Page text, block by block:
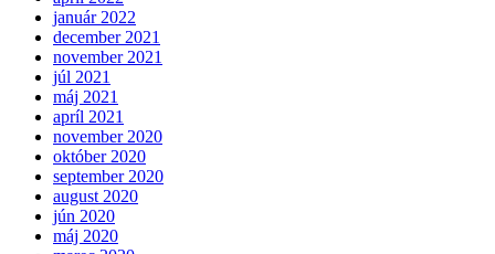
január 2022
december 2021
november 2021
júl 2021
máj 2021
apríl 2021
november 2020
október 2020
september 2020
august 2020
jún 2020
máj 2020